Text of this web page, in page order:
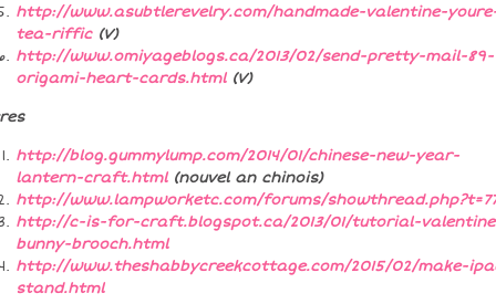
http://www.asubtlerevelry.com/handmade-valentine-
tea-riffic(V)
http://www.omiyageblogs.ca/2013/02/send-pretty-mail-89-
origami-heart-cards.html(V)
http://blog.gummylump.com/2014/01/chinese-new-year-
lantern-craft.html(nouvel an chinois)
http://www.lampworketc.com/forums/
http://c-is-for-craft.blogspot.ca/2013/01/tutorial-
bunny-brooch.html
http://www.theshabbycreekcottage.com/2015/02/make-
stand.html